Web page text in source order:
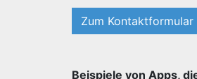
Zum Kontaktformular
Beispiele von Apps,